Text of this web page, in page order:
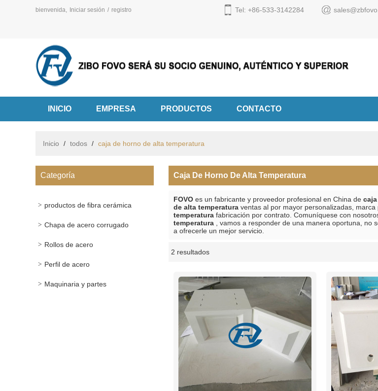
bienvenida, Iniciar sesión / registro Tel: +86-533-3142284
INICIO EMPRESA PRODUCTOS CONTACTO
Inicio / todos / caja de horno de alta temperatura
Categoría
productos de fibra cerámica
Chapa de acero corrugado
Rollos de acero
Perfil de acero
Maquinaria y partes
Caja De Horno De Alta Temperatura
FOVO es un fabricante y proveedor profesional en China de
de alta temperatura ventas al por mayor personalizadas, marca
temperatura fabricación por contrato. Comuníquese con
temperatura , vamos a responder de una manera oportuna, no
a ofrecerle un mejor servicio.
2 resultados